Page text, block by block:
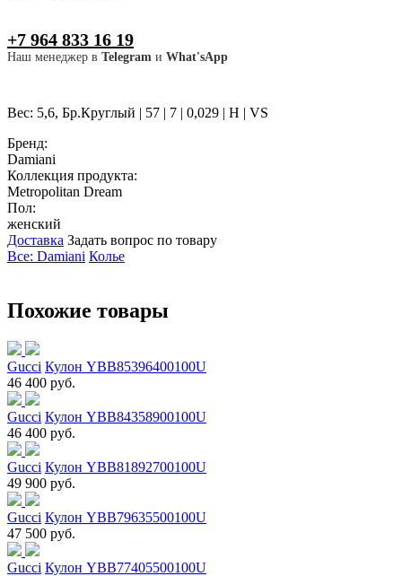
+7 964 833 16 19
Наш менеджер в Telegram и What'sApp
Вес: 5,6, Бр.Круглый | 57 | 7 | 0,029 | H | VS
Бренд:
Damiani
Коллекция продукта:
Metropolitan Dream
Пол:
женский
Доставка Задать вопрос по товару
Все: Damiani Колье
Похожие товары
Gucci Кулон YBB85396400100U
46 400 руб.
Gucci Кулон YBB84358900100U
46 400 руб.
Gucci Кулон YBB81892700100U
49 900 руб.
Gucci Кулон YBB79635500100U
47 500 руб.
Gucci Кулон YBB77405500100U